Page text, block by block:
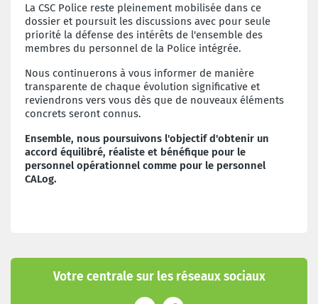
La CSC Police reste pleinement mobilisée dans ce
dossier et poursuit les discussions avec pour seule
priorité la défense des intérêts de l'ensemble des
membres du personnel de la Police intégrée.
Nous continuerons à vous informer de manière
transparente de chaque évolution significative et
reviendrons vers vous dès que de nouveaux éléments
concrets seront connus.
Ensemble, nous poursuivons l'objectif d'obtenir un
accord équilibré, réaliste et bénéfique pour le
personnel opérationnel comme pour le personnel
CALog.
Votre centrale sur les réseaux sociaux